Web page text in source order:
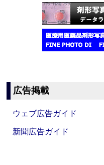
広告掲載
ウェブ広告ガイド
新聞広告ガイド